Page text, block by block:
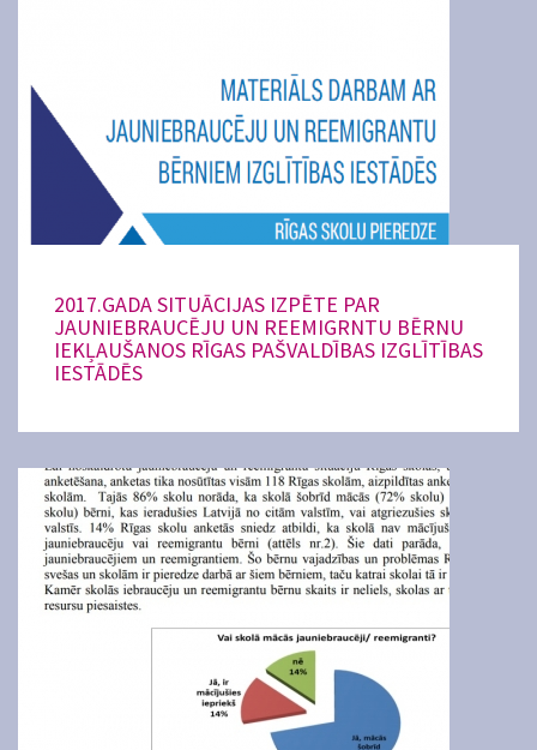
2017.GADA SITUĀCIJAS IZPĒTE PAR
JAUNIEBRAUCĒJU UN REEMIGRNTU BĒRNU
IEKĻAUŠANOS RĪGAS PAŠVALDĪBAS IZGLĪTĪBAS
IESTĀDĒS